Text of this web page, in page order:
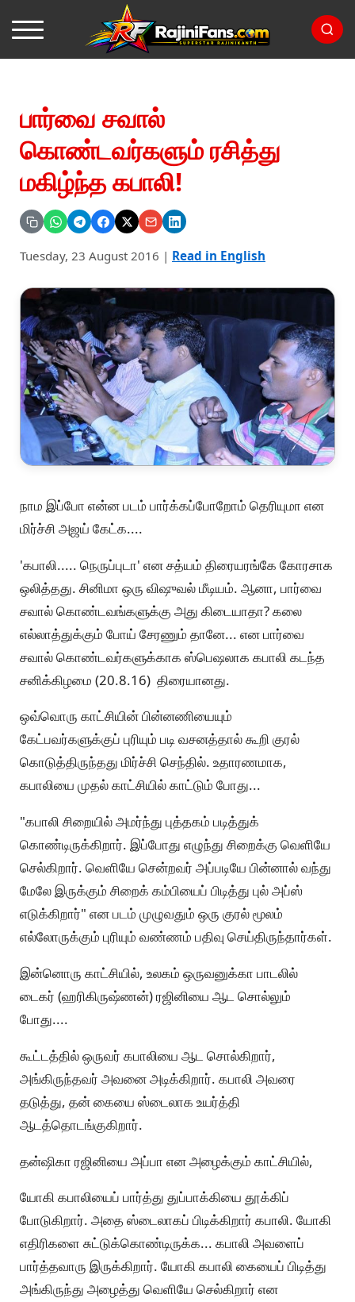
பார்வை சவால்
கொண்டவர்களும் ரசித்து
மகிழ்ந்த கபாலி!
Tuesday, 23 August 2016 | Read in English
நாம இப்போ என்ன படம் பார்க்கப்போறோம் தெரியுமா என
மிர்ச்சி அஜய் கேட்க....
'கபாலி..... நெருப்புடா' என சத்யம் திரையரங்கே கோரசாக
ஒலித்தது. சினிமா ஒரு விஷுவல் மீடியம். ஆனா, பார்வை
சவால் கொண்டவங்களுக்கு அது கிடையாதா? கலை
எல்லாத்துக்கும் போய் சேரணும் தானே... என பார்வை
சவால் கொண்டவர்களுக்காக ஸ்பெஷலாக கபாலி கடந்த
சனிக்கிழமை (20.8.16) திரையானது.
ஒவ்வொரு காட்சியின் பின்னணியையும்
கேட்பவர்களுக்குப் புரியும் படி வசனத்தால் கூறி குரல்
கொடுத்திருந்தது மிர்ச்சி செந்தில். உதாரணமாக,
கபாலியை முதல் காட்சியில் காட்டும் போது...
"கபாலி சிறையில் அமர்ந்து புத்தகம் படித்துக்
கொண்டிருக்கிறார். இப்போது எழுந்து சிறைக்கு வெளியே
செல்கிறார். வெளியே சென்றவர் அப்படியே பின்னால் வந்து
மேலே இருக்கும் சிறைக் கம்பியைப் பிடித்து புல் அப்ஸ்
எடுக்கிறார்" என படம் முழுவதும் ஒரு குரல் மூலம்
எல்லோருக்கும் புரியும் வண்ணம் பதிவு செய்திருந்தார்கள்.
இன்னொரு காட்சியில், உலகம் ஒருவனுக்கா பாடலில்
டைகர் (ஹரிகிருஷ்ணன்) ரஜினியை ஆட சொல்லும்
போது....
கூட்டத்தில் ஒருவர் கபாலியை ஆட சொல்கிறார்,
அங்கிருந்தவர் அவனை அடிக்கிறார். கபாலி அவரை
தடுத்து, தன் கையை ஸ்டைலாக உயர்த்தி
ஆடத்தொடங்குகிறார்.
தன்ஷிகா ரஜினியை அப்பா என அழைக்கும் காட்சியில்,
யோகி கபாலியைப் பார்த்து துப்பாக்கியை தூக்கிப்
போடுகிறார். அதை ஸ்டைலாகப் பிடிக்கிறார் கபாலி. யோகி
எதிரிகளை சுட்டுக்கொண்டிருக்க... கபாலி அவளைப்
பார்த்தவாரு இருக்கிறார். யோகி கபாலி கையைப் பிடித்து
அங்கிருந்து அழைத்து வெளியே செல்கிறார் என